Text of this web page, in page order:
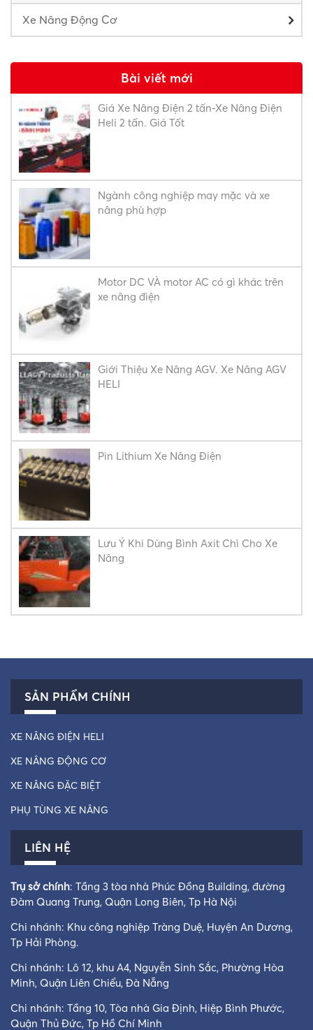
Xe Nâng Động Cơ
Bài viết mới
Giá Xe Nâng Điện 2 tấn-Xe Nâng Điện
Heli 2 tấn. Giá Tốt
Ngành công nghiệp may mặc và xe
nâng phù hợp
Motor DC VÀ motor AC có gì khác trên
xe nâng điện
Giới Thiệu Xe Nâng AGV. Xe Nâng AGV
HELI
Pin Lithium Xe Nâng Điện
Lưu Ý Khi Dùng Bình Axit Chì Cho Xe
Nâng
SẢN PHẨM CHÍNH
XE NÂNG ĐIỆN HELI
XE NÂNG ĐỘNG CƠ
XE NÂNG ĐẶC BIỆT
PHỤ TÙNG XE NÂNG
LIÊN HỆ
Trụ sở chính: Tầng 3 tòa nhà Phúc Đồng Building, đường
Đàm Quang Trung, Quận Long Biên, Tp Hà Nội
Chi nhánh: Khu công nghiệp Tràng Duệ, Huyện An Dương,
Tp Hải Phòng.
Chi nhánh: Lô 12, khu A4, Nguyễn Sinh Sắc, Phường Hòa
Minh, Quận Liên Chiểu, Đà Nẵng
Chi nhánh: Tầng 10, Tòa nhà Gia Định, Hiệp Bình Phước,
Quận Thủ Đức, Tp Hồ Chí Minh